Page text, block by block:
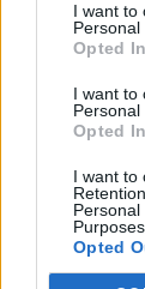
I want to
Personal
Opted In
I want to
Personal
Opted In
I want to
Opted
DEIXA UNA
Comentari: